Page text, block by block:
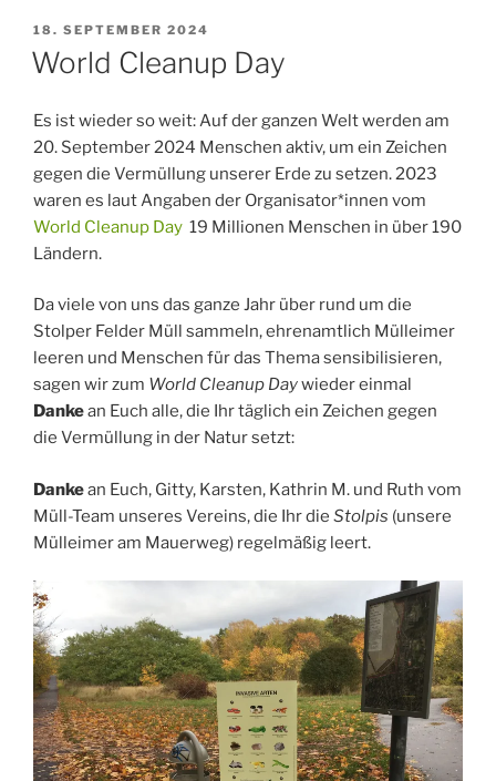
VERÖFFENTLICHT
AM
18. SEPTEMBER 2024
World Cleanup Day
Es ist wieder so weit: Auf der ganzen Welt werden am
20. September 2024 Menschen aktiv, um ein Zeichen
gegen die Vermüllung unserer Erde zu setzen. 2023
waren es laut Angaben der Organisator*innen vom
World Cleanup Day 19 Millionen Menschen in über 190
Ländern.
Da viele von uns das ganze Jahr über rund um die
Stolper Felder Müll sammeln, ehrenamtlich Mülleimer
leeren und Menschen für das Thema sensibilisieren,
sagen wir zum World Cleanup Daywieder einmal
Dankean Euch alle, die Ihr täglich ein Zeichen gegen
die Vermüllung in der Natur setzt:
Dankean Euch, Gitty, Karsten, Kathrin M. und Ruth vom
Müll-Team unseres Vereins, die Ihr die Stolpis (unsere
Mülleimer am Mauerweg) regelmäßig leert.